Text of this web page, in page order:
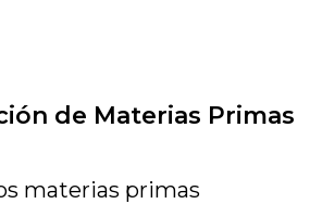
de Materias Primas
materias primas